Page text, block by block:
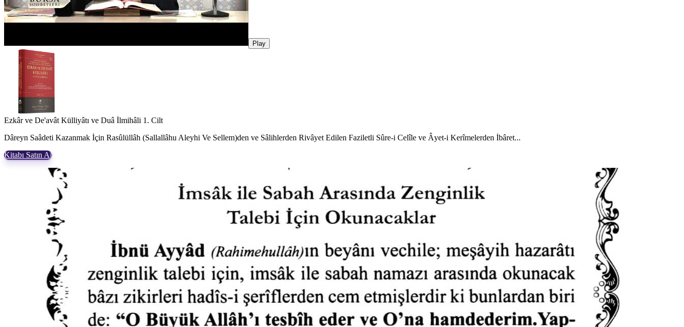
Play
Ezkâr ve De'avât Külliyâtı ve Duâ İlmihâli 1. Cilt
Dâreyn Saâdeti Kazanmak İçin Rasûlüllâh (Sallallâhu Aleyhi Ve Sellem)den ve Sâlihlerden Rivâyet Edilen Faziletli Sûre-i Celîle ve Âyet-i Kerîmelerden İbâret...
Kitabı Satın Al